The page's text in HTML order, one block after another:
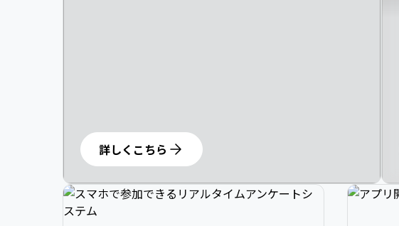
詳しくこちら